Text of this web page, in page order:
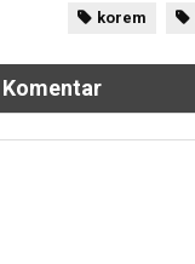
korem
Komentar